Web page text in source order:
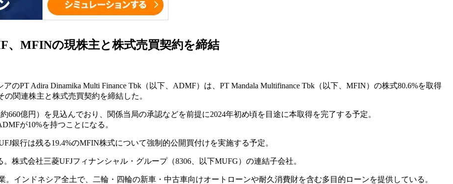
、MFINの現株主と株式売買契約を締結
のPT Adira Dinamika Multi Finance Tbk（以下、ADMF）は、PT Mandala Multifinance Tbk（以下、MFIN）の株式80.6%を取得
の関連株主と株式売買契約を締結した。
660億円）を見込んでおり、関係当局の承認などを前提に2024年初め頃を目途に本取得を完了する予定。
が10%を持つことになる。
銀行は残る19.4%のMFIN株式について強制的公開買付けを実施する予定。
株式会社三菱UFJフィナンシャル・グループ（8306、以下MUFG）の連結子会社。
インドネシア全土で、二輪・四輪の新車・中古車向けオートローンや耐久消費財を含む多目的ローンを提供している。